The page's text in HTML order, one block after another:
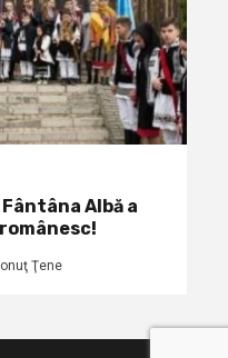
Albă a
Ţene